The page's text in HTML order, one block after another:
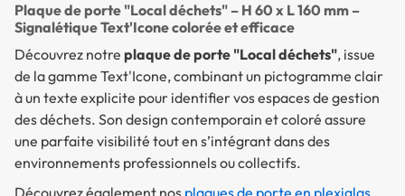
Plaque de porte "Local déchets" – H 60 x L 160 mm –
Signalétique Text'Icone colorée et efficace
Découvrez notre plaque de porte "Local déchets", issue
de la gamme Text'Icone, combinant un pictogramme clair
à un texte explicite pour identifier vos espaces de gestion
des déchets. Son design contemporain et coloré assure
une parfaite visibilité tout en s’intégrant dans des
environnements professionnels ou collectifs.